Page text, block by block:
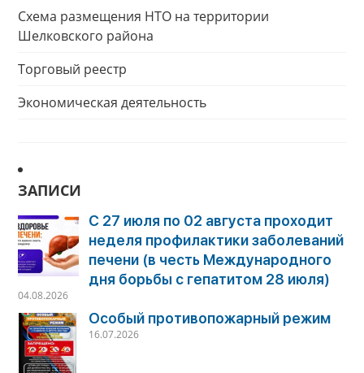
Схема размещения НТО на территории
Шелковского района
Торговый реестр
Экономическая деятельность
ЗАПИСИ
С 27 июля по 02 августа проходит
неделя профилактики заболеваний
печени (в честь Международного
дня борьбы с гепатитом 28 июля)
04.08.2026
Особый противопожарный режим
16.07.2026